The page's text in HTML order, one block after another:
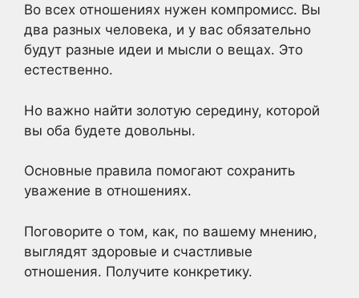
Во всех отношениях нужен компромисс. Вы
два разных человека, и у вас обязательно
будут разные идеи и мысли о вещах. Это
естественно.
Но важно найти золотую середину, которой
вы оба будете довольны.
Основные правила помогают сохранить
уважение в отношениях.
Поговорите о том, как, по вашему мнению,
выглядят здоровые и счастливые
отношения. Получите конкретику.